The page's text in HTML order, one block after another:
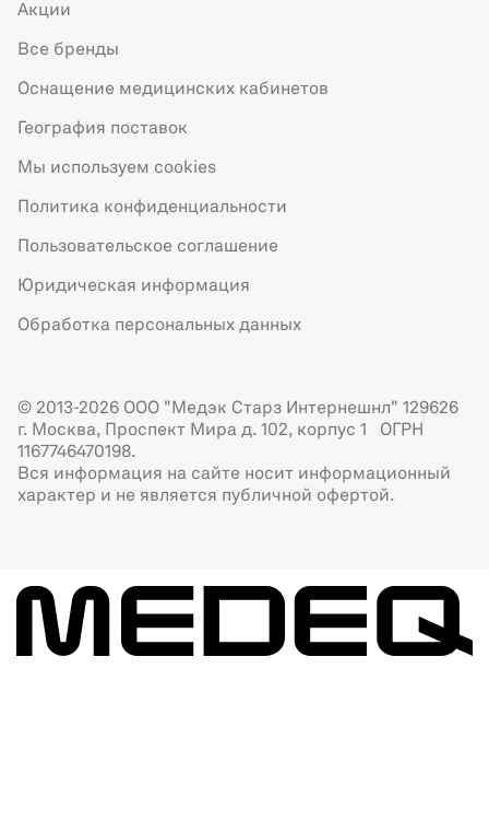
Акции
Все бренды
Оснащение медицинских кабинетов
География поставок
Мы используем cookies
Политика конфиденциальности
Пользовательское соглашение
Юридическая информация
Обработка персональных данных
© 2013-2026 ООО "Медэк Старз Интернешнл" 129626
г. Москва, Проспект Мира д. 102, корпус 1 ОГРН
1167746470198.
Вся информация на сайте носит информационный
характер и не является публичной офертой.